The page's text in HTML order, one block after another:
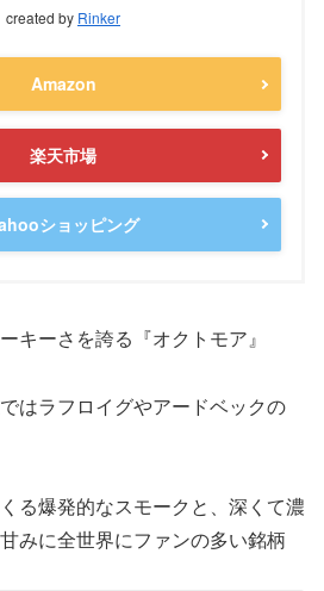
created by Rinker
Amazon
楽天市場
ショッピング
キーさを誇る『オクトモア』
はラフロイグやアードベックの
る爆発的なスモークと、深くて濃
みに全世界にファンの多い銘柄